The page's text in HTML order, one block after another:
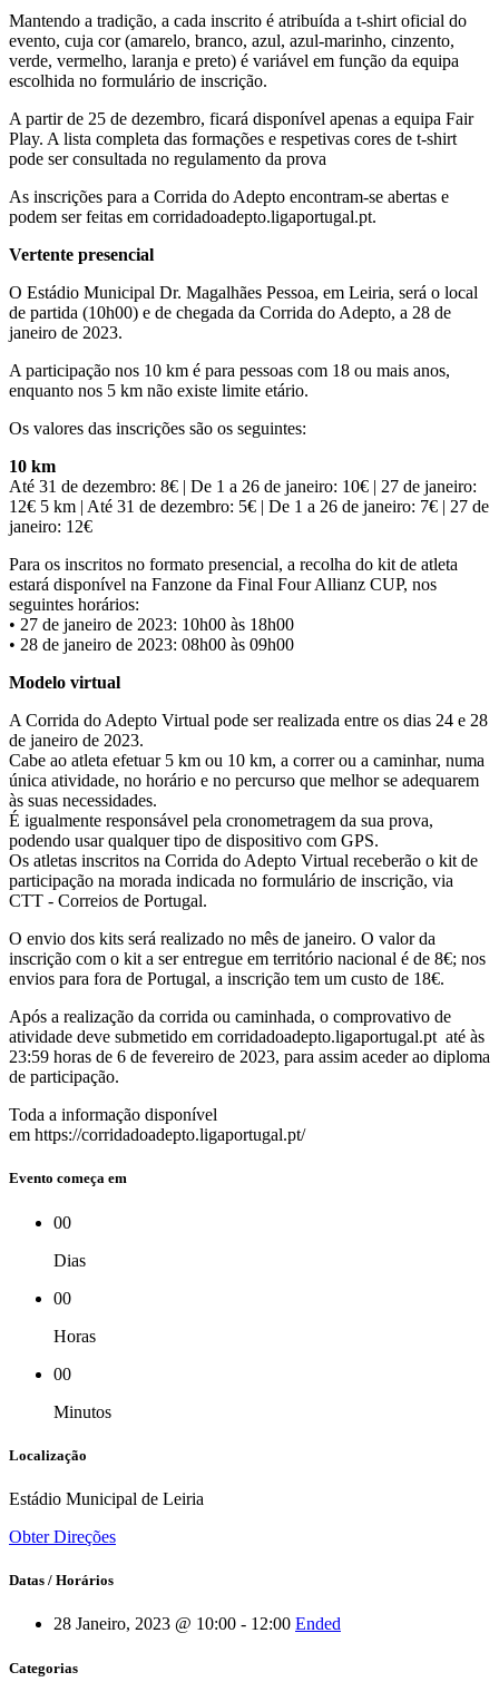
Mantendo a tradição, a cada inscrito é atribuída a t-shirt oficial do
evento, cuja cor (amarelo, branco, azul, azul-marinho, cinzento,
verde, vermelho, laranja e preto) é variável em função da equipa
escolhida no formulário de inscrição.
A partir de 25 de dezembro, ficará disponível apenas a equipa Fair
Play. A lista completa das formações e respetivas cores de t-shirt
pode ser consultada no regulamento da prova
As inscrições para a Corrida do Adepto encontram-se abertas e
podem ser feitas em corridadoadepto.ligaportugal.pt.
Vertente presencial
O Estádio Municipal Dr. Magalhães Pessoa, em Leiria, será o local
de partida (10h00) e de chegada da Corrida do Adepto, a 28 de
janeiro de 2023.
A participação nos 10 km é para pessoas com 18 ou mais anos,
enquanto nos 5 km não existe limite etário.
Os valores das inscrições são os seguintes:
10 km
Até 31 de dezembro: 8€ | De 1 a 26 de janeiro: 10€ | 27 de janeiro:
12€ 5 km | Até 31 de dezembro: 5€ | De 1 a 26 de janeiro: 7€ | 27 de
janeiro: 12€
Para os inscritos no formato presencial, a recolha do kit de atleta
estará disponível na Fanzone da Final Four Allianz CUP, nos
seguintes horários:
• 27 de janeiro de 2023: 10h00 às 18h00
• 28 de janeiro de 2023: 08h00 às 09h00
Modelo virtual
A Corrida do Adepto Virtual pode ser realizada entre os dias 24 e 28
de janeiro de 2023.
Cabe ao atleta efetuar 5 km ou 10 km, a correr ou a caminhar, numa
única atividade, no horário e no percurso que melhor se adequarem
às suas necessidades.
É igualmente responsável pela cronometragem da sua prova,
podendo usar qualquer tipo de dispositivo com GPS.
Os atletas inscritos na Corrida do Adepto Virtual receberão o kit de
participação na morada indicada no formulário de inscrição, via
CTT - Correios de Portugal.
O envio dos kits será realizado no mês de janeiro. O valor da
inscrição com o kit a ser entregue em território nacional é de 8€; nos
envios para fora de Portugal, a inscrição tem um custo de 18€.
Após a realização da corrida ou caminhada, o comprovativo de
atividade deve submetido em corridadoadepto.ligaportugal.pt até às
23:59 horas de 6 de fevereiro de 2023, para assim aceder ao diploma
de participação.
Toda a informação disponível
em https://corridadoadepto.ligaportugal.pt/
Evento começa em
00
Dias
00
Horas
00
Minutos
Localização
Estádio Municipal de Leiria
Obter Direções
Datas / Horários
28 Janeiro, 2023 @ 10:00 - 12:00 Ended
Categorias